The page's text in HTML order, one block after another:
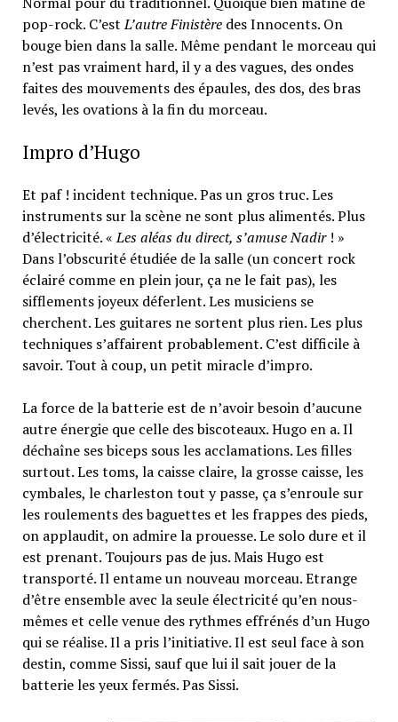
pop-rock. C’estL’autre Finistèredes Innocents. On
bouge bien dans la salle. Même pendant le morceau qui
n’est pas vraiment hard, il y a des vagues, des ondes
faites des mouvements des épaules, des dos, des bras
levés, les ovations à la fin du morceau.
Impro d’Hugo
Et paf ! incident technique. Pas un gros truc. Les
instruments sur la scène ne sont plus alimentés. Plus
d’électricité. «Les aléas du direct, s’amuse Nadir! »
Dans l’obscurité étudiée de la salle (un concert rock
éclairé comme en plein jour, ça ne le fait pas), les
sifflements joyeux déferlent. Les musiciens se
cherchent. Les guitares ne sortent plus rien. Les plus
techniques s’affairent probablement. C’est difficile à
savoir. Tout à coup, un petit miracle d’impro.
La force de la batterie est de n’avoir besoin d’aucune
autre énergie que celle des biscoteaux. Hugo en a. Il
déchaîne ses biceps sous les acclamations. Les filles
surtout. Les toms, la caisse claire, la grosse caisse, les
cymbales, le charleston tout y passe, ça s’enroule sur
les roulements des baguettes et les frappes des pieds,
on applaudit, on admire la prouesse. Le solo dure et il
est prenant. Toujours pas de jus. Mais Hugo est
transporté. Il entame un nouveau morceau. Etrange
d’être ensemble avec la seule électricité qu’en nous-
mêmes et celle venue des rythmes effrénés d’un Hugo
qui se réalise. Il a pris l’initiative. Il est seul face à son
destin, comme Sissi, sauf que lui il sait jouer de la
batterie les yeux fermés. Pas Sissi.